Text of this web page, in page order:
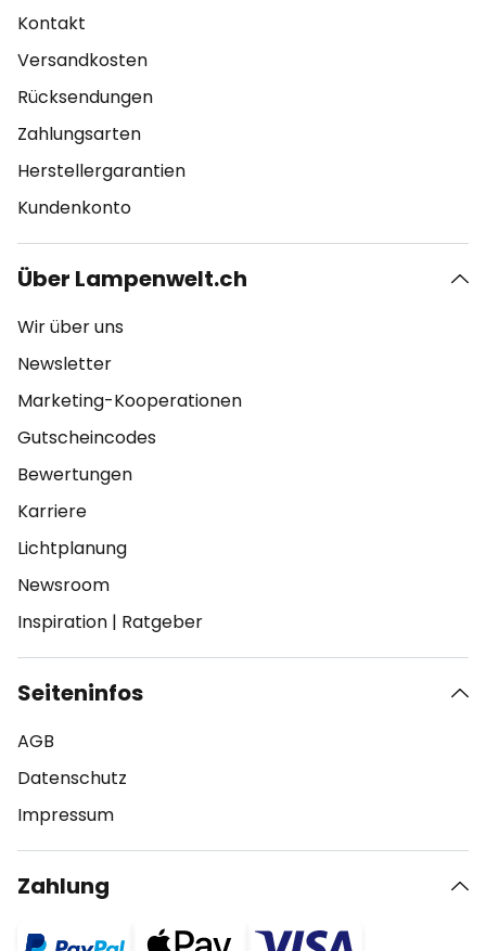
Kontakt
Versandkosten
Rücksendungen
Zahlungsarten
Herstellergarantien
Kundenkonto
Über Lampenwelt.ch
Wir über uns
Newsletter
Marketing-Kooperationen
Gutscheincodes
Bewertungen
Karriere
Lichtplanung
Newsroom
Inspiration | Ratgeber
Seiteninfos
AGB
Datenschutz
Impressum
Zahlung